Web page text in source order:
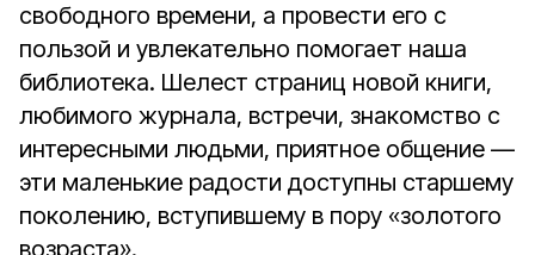
свободного времени, а провести его с
пользой и увлекательно помогает наша
библиотека. Шелест страниц новой книги,
любимого журнала, встречи, знакомство с
интересными людьми, приятное общение —
эти маленькие радости доступны старшему
поколению, вступившему в пору «золотого
возраста».